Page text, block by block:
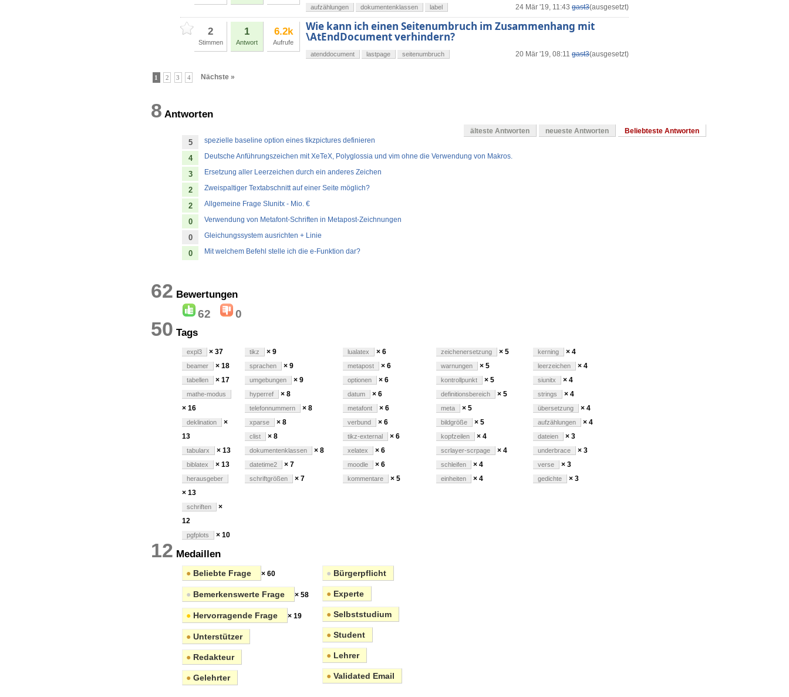
24 Mär '19, 11:43 gast3(ausgesetzt)
aufzählungen dokumentenklassen label
2
Stimmen
1
Antwort
6.2k
Aufrufe
Wie kann ich einen Seitenumbruch im Zusammenhang mit
\AtEndDocument verhindern?
20 Mär '19, 08:11 gast3(ausgesetzt)
atenddocument lastpage seitenumbruch
1 2 3 4 Nächste »
8 Antworten
älteste Antworten neueste Antworten Beliebteste Antworten
5 spezielle baseline option eines tikzpictures definieren
4 Deutsche Anführungszeichen mit XeTeX, Polyglossia und vim ohne die Verwendung von Makros.
3 Ersetzung aller Leerzeichen durch ein anderes Zeichen
2 Zweispaltiger Textabschnitt auf einer Seite möglich?
2 Allgemeine Frage SIunitx - Mio. €
0 Verwendung von Metafont-Schriften in Metapost-Zeichnungen
0 Gleichungssystem ausrichten + Linie
0 Mit welchem Befehl stelle ich die e-Funktion dar?
62 Bewertungen
62 0
50 Tags
expl3 × 37
beamer × 18
tabellen × 17
mathe-modus
× 16
deklination
×
13
tabularx × 13
biblatex × 13
herausgeber
× 13
schriften
×
12
pgfplots × 10
tikz × 9
sprachen × 9
umgebungen × 9
hyperref × 8
telefonnummern × 8
xparse × 8
clist × 8
dokumentenklassen × 8
datetime2 × 7
schriftgrößen × 7
lualatex × 6
metapost × 6
optionen × 6
datum × 6
metafont × 6
verbund × 6
tikz-external × 6
xelatex × 6
moodle × 6
kommentare × 5
zeichenersetzung × 5
warnungen × 5
kontrollpunkt × 5
definitionsbereich × 5
meta × 5
bildgröße × 5
kopfzeilen × 4
scrlayer-scrpage × 4
schleifen × 4
einheiten × 4
kerning × 4
leerzeichen × 4
siunitx × 4
strings × 4
übersetzung × 4
aufzählungen × 4
dateien × 3
underbrace × 3
verse × 3
gedichte × 3
12 Medaillen
● Beliebte Frage × 60
● Bemerkenswerte Frage × 58
● Hervorragende Frage × 19
● Unterstützer
● Redakteur
● Gelehrter
● Bürgerpflicht
● Experte
● Selbststudium
● Student
● Lehrer
● Validated Email